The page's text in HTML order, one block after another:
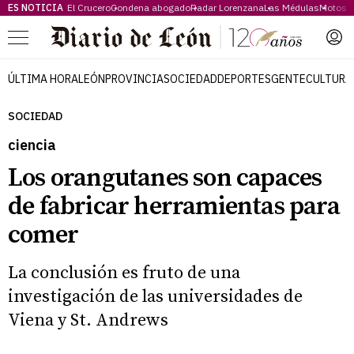
ES NOTICIA El CruceroCondena abogadoRadar LorenzanaLas MédulasMotos
Menú
ÚLTIMA HORALEÓNPROVINCIASOCIEDADDEPORTESGENTECULTURA
SOCIEDAD
ciencia
Los orangutanes son capaces
de fabricar herramientas para
comer
La conclusión es fruto de una
investigación de las universidades de
Viena y St. Andrews